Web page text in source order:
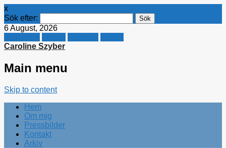
x
Sök efter:
6 August, 2026
Caroline Szyber
Main menu
Skip to content
Hem
Om mig
Pressbilder
Kontakt
Arkiv